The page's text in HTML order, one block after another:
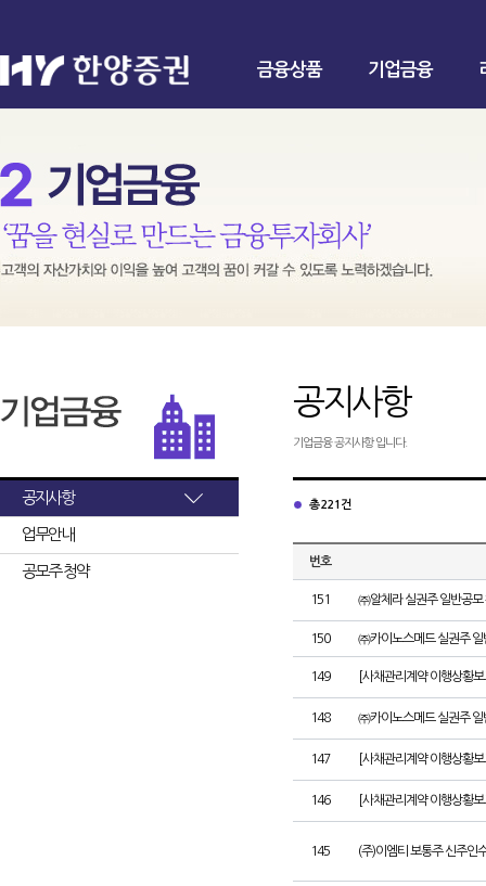
금융상품 기업금융
공지사항
업무안내
공모주 청약
공지사항
기업금융 공지사항 입니다.
총 221건
번호
151 ㈜알체라 실권주 일반공모
150 ㈜카이노스메드 실권주 일
149 [사채관리계약 이행상황
148 ㈜카이노스메드 실권주 일
147 [사채관리계약 이행상황
146 [사채관리계약 이행상황
145 (주)이엠티 보통주 신주인